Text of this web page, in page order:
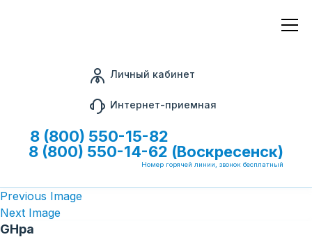
Личный кабинет
Интернет-приемная
8 (800) 550-15-82
8 (800) 550-14-62 (Воскресенск)
Номер горячей линии, звонок бесплатный
Previous Image
Next Image
GHpa